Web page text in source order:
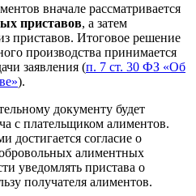
вначале рассматривается
приставов, а затем
приставов. Итоговое решение
производства принимается
заявления (п. 7 ст. 30 ФЗ «Об
).
документу будет
с плательщиком алиментов.
согласие о
алиментных
уведомлять пристава о
получателя алиментов.